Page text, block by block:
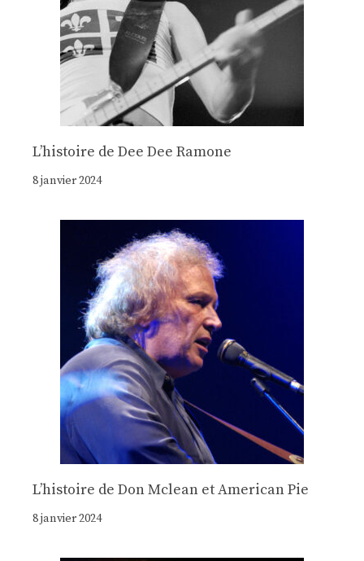
Lʼhistoire de Dee Dee Ramone
8 janvier 2024
Lʼhistoire de Don Mclean et American Pie
8 janvier 2024